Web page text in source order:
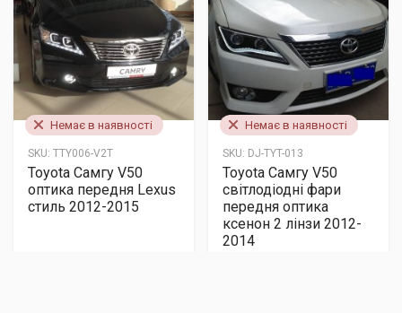
Немає в наявності
SKU: TTY006-V2T
Toyota Самгу V50
оптика передня Lexus
стиль 2012-2015
Немає в наявності
SKU: DJ-TYT-013
Toyota Самгу V50
світлодіодні фари
передня оптика
ксенон 2 лінзи 2012-
2014